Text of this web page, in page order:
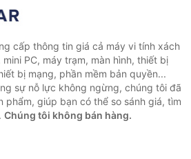
cấp thông tin giá cả máy vi tính xách
PC, máy trạm, màn hình, thiết bị
bị mạng, phần mềm bản quyền...
sự nỗ lực không ngừng, chúng tôi đã
giúp bạn có thể so sánh giá, tìm
Chúng tôi không bán hàng.